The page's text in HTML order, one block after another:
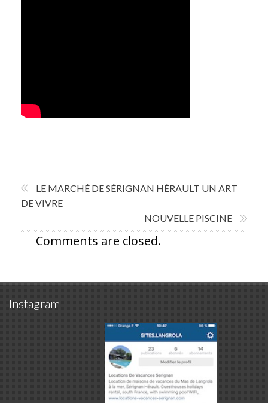
LE MARCHÉ DE SÉRIGNAN HÉRAULT UN ART
DE VIVRE
NOUVELLE PISCINE
Comments are closed.
Instagram